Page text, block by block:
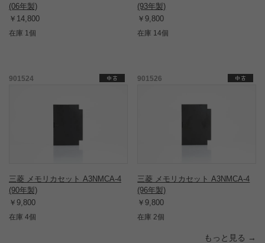
(06年製)
￥14,800
在庫 1個
(93年製)
￥9,800
在庫 14個
901524
三菱 メモリカセット A3NMCA-4
(90年製)
￥9,800
在庫 4個
901526
三菱 メモリカセット A3NMCA-4
(96年製)
￥9,800
在庫 2個
もっと見る →